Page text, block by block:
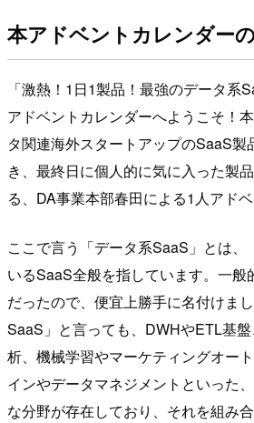
本アドベントカレンダー
「激熱！1日1製品！最強のデータ系
アドベントカレンダーへようこそ！
タ関連海外スタートアップのSaaS製
き、最終日に個人的に気に入った製
る、DA事業本部春田による1人アド
ここで言う「データ系SaaS」とは、
いるSaaS全般を指しています。一般
だったので、便宜上勝手に名付けま
SaaS」と言っても、DWHやETL基
析、機械学習やマーケティングオー
インやデータマネジメントといった
な分野が存在しており、それを組み